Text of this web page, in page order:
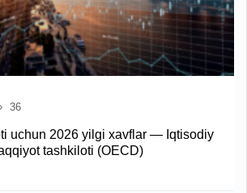
36
uchun 2026 yilgi xavflar — Iqtisodiy
tashkiloti (OECD)